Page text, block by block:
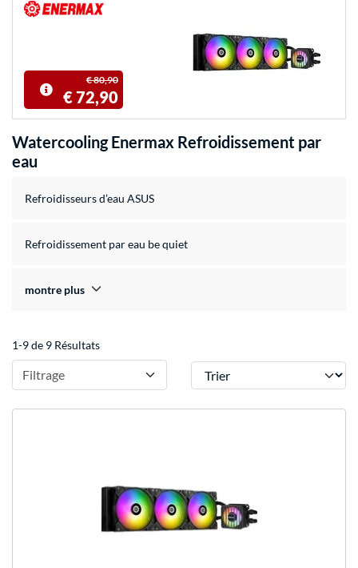
€ 80,90
€ 72,90
Watercooling Enermax Refroidissement par
eau
Refroidisseurs d’eau ASUS
Refroidissement par eau be quiet
montre plus
1-9 de 9 Résultats
Filtrage Trier